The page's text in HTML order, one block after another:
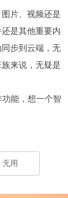
片、视频还是
是其他重要内
步到云端，无
来说，无疑是
功能，想一个智
无用